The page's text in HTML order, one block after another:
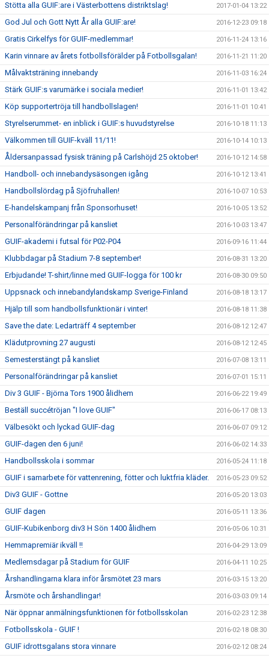
Stötta alla GUIF:are i Västerbottens distriktslag! 2017-01-04 13:22
God Jul och Gott Nytt År alla GUIF:are! 2016-12-23 09:18
Gratis Cirkelfys för GUIF-medlemmar! 2016-11-24 13:16
Karin vinnare av årets fotbollsförälder på Fotbollsgalan! 2016-11-21 11:20
Målvaktsträning innebandy 2016-11-03 16:24
Stärk GUIF:s varumärke i sociala medier! 2016-11-01 13:42
Köp supportertröja till handbollslagen! 2016-11-01 10:41
Styrelserummet- en inblick i GUIF:s huvudstyrelse 2016-10-18 11:13
Välkommen till GUIF-kväll 11/11! 2016-10-14 10:13
Åldersanpassad fysisk träning på Carlshöjd 25 oktober! 2016-10-12 14:58
Handboll- och innebandysäsongen igång 2016-10-12 13:41
Handbollslördag på Sjöfruhallen! 2016-10-07 10:53
E-handelskampanj från Sponsorhuset! 2016-10-05 13:52
Personalförändringar på kansliet 2016-10-03 13:47
GUIF-akademi i futsal för P02-P04 2016-09-16 11:44
Klubbdagar på Stadium 7-8 september! 2016-08-31 13:20
Erbjudande! T-shirt/linne med GUIF-logga för 100 kr 2016-08-30 09:50
Uppsnack och innebandylandskamp Sverige-Finland 2016-08-18 13:17
Hjälp till som handbollsfunktionär i vinter! 2016-08-18 11:38
Save the date: Ledarträff 4 september 2016-08-12 12:47
Klädutprovning 27 augusti 2016-08-12 12:45
Semesterstängt på kansliet 2016-07-08 13:11
Personalförändringar på kansliet 2016-07-01 15:11
Div 3 GUIF - Björna Tors 1900 ålidhem 2016-06-22 19:49
Beställ succétröjan "I love GUIF" 2016-06-17 08:13
Välbesökt och lyckad GUIF-dag 2016-06-07 09:12
GUIF-dagen den 6 juni! 2016-06-02 14:33
Handbollsskola i sommar 2016-05-24 11:18
GUIF i samarbete för vattenrening, fötter och luktfria kläder. 2016-05-23 09:52
Div3 GUIF - Gottne 2016-05-20 13:03
GUIF dagen 2016-05-11 13:36
GUIF-Kubikenborg div3 H Sön 1400 ålidhem 2016-05-06 10:31
Hemmapremiär ikväll !! 2016-04-29 13:09
Medlemsdagar på Stadium för GUIF 2016-04-11 10:25
Årshandlingarna klara inför årsmötet 23 mars 2016-03-15 13:20
Årsmöte och årshandlingar! 2016-03-03 09:14
När öppnar anmälningsfunktionen för fotbollsskolan 2016-02-23 12:38
Fotbollsskola - GUIF ! 2016-02-18 08:30
GUIF idrottsgalans stora vinnare 2016-02-12 08:24